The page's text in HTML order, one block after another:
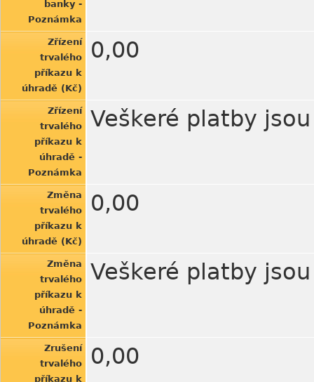
banky -
Poznámka
Zřízení
trvalého
příkazu k
úhradě (Kč)
0,00
Zřízení
trvalého
příkazu k
úhradě -
Poznámka
Veškeré platby
Změna
trvalého
příkazu k
úhradě (Kč)
0,00
Změna
trvalého
příkazu k
úhradě -
Poznámka
Veškeré platby
Zrušení
trvalého
příkazu k
0,00